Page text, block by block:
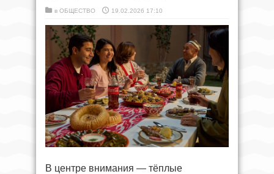
в ОБЩЕСТВО 19.02.2026 17:10
В центре внимания — тёплые